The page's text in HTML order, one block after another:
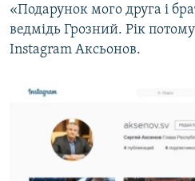
«Подарунок мого друга і
ведмідь Грозний. Рік
Instagram Аксьонов.